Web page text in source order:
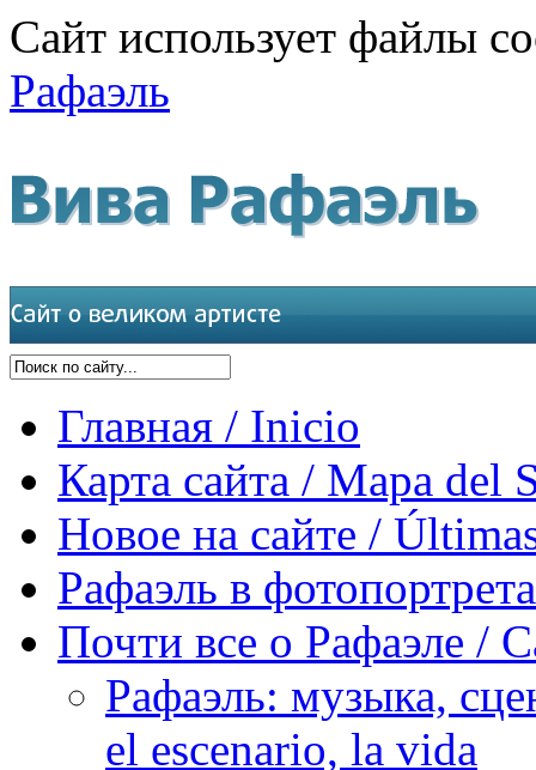
Сайт использует файлы
Рафаэль
Главная / Inicio
Карта сайта / Mapa del
Новое на сайте /
Рафаэль в
Почти все о Рафаэле /
Рафаэль: музыка,
el escenario, la vida